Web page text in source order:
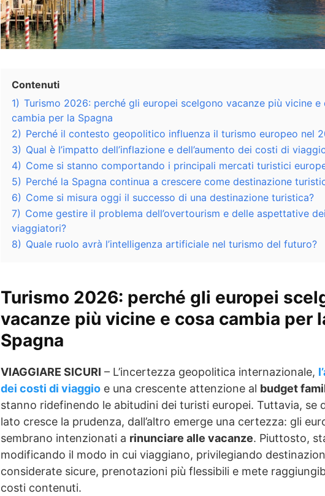
Contenuti
1) Turismo 2026: perché gli europei scelgono vacanze più vicine e
cambia per la Spagna
2) Perché il contesto geopolitico influenza il turismo europeo nel
3) Qual è l’impatto dell’inflazione e dell’aumento dei costi di
4) Come si stanno comportando i principali mercati turistici
5) Perché la Spagna continua a crescere come destinazione
6) Come si misura oggi il successo di una destinazione turistica?
7) Come gestire il problema dell’overtourism e delle aspettative dei
viaggiatori?
8) Quale ruolo avrà l’intelligenza artificiale nel turismo del futuro?
Turismo 2026: perché gli europei
vacanze più vicine e cosa cambia per
Spagna
VIAGGIARE SICURI – L’incertezza geopolitica internazionale,
dei costi di viaggio e una crescente attenzione al budget
stanno ridefinendo le abitudini dei turisti europei. Tuttavia, se
lato cresce la prudenza, dall’altro emerge una certezza: gli
sembrano intenzionati a rinunciare alle vacanze. Piuttosto,
modificando il modo in cui viaggiano, privilegiando
considerate sicure, prenotazioni più flessibili e mete
costi contenuti.